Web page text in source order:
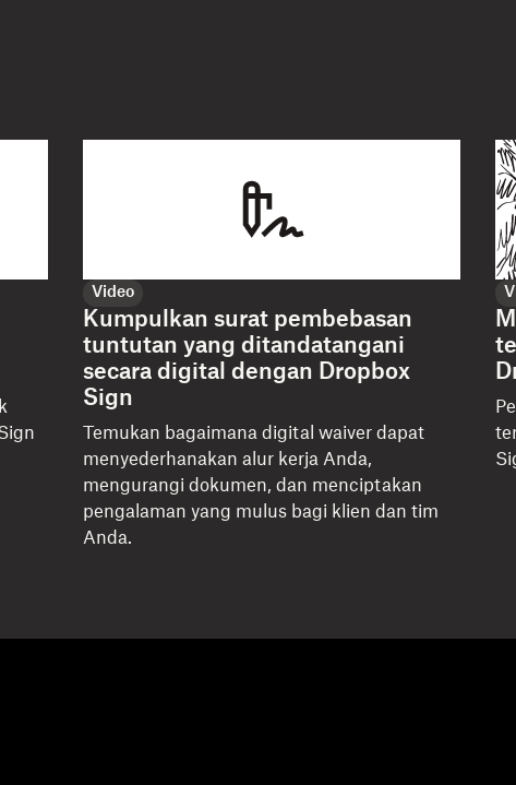
Video
Kumpulkan surat pembebasan
tuntutan yang ditandatangani
secara digital dengan Dropbox
Sign
Temukan bagaimana digital waiver dapat
menyederhanakan alur kerja Anda,
mengurangi dokumen, dan menciptakan
pengalaman yang mulus bagi klien dan tim
Anda.